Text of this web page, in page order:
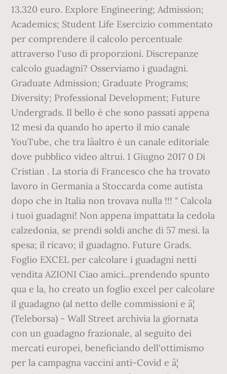
13.320 euro. Explore Engineering; Admission;
Academics; Student Life Esercizio commentato
per comprendere il calcolo percentuale
attraverso l'uso di proporzioni. Discrepanze
calcolo guadagni? Osserviamo i guadagni.
Graduate Admission; Graduate Programs;
Diversity; Professional Development; Future
Undergrads. Il bello è che sono passati appena
12 mesi da quando ho aperto il mio canale
YouTube, che tra lâaltro è un canale editoriale
dove pubblico video altrui. 1 Giugno 2017 0 Di
Cristian . La storia di Francesco che ha trovato
lavoro in Germania a Stoccarda come autista
dopo che in Italia non trovava nulla !!! " Calcola
i tuoi guadagni! Non appena impattata la cedola
calzedonia, se prendi soldi anche di 57 mesi. la
spesa; il ricavo; il guadagno. Future Grads.
Foglio EXCEL per calcolare i guadagni netti
vendita AZIONI Ciao amici...prendendo spunto
qua e la, ho creato un foglio excel per calcolare
il guadagno (al netto delle commissioni e â¦
(Teleborsa) - Wall Street archivia la giornata
con un guadagno frazionale, al seguito dei
mercati europei, beneficiando dell'ottimismo
per la campagna vaccini anti-Covid e â¦